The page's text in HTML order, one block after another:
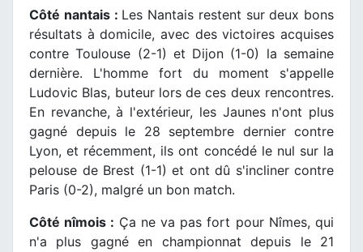
Côté nantais : Les Nantais restent sur deux bons
résultats à domicile, avec des victoires acquises
contre Toulouse (2-1) et Dijon (1-0) la semaine
dernière. L'homme fort du moment s'appelle
Ludovic Blas, buteur lors de ces deux rencontres.
En revanche, à l'extérieur, les Jaunes n'ont plus
gagné depuis le 28 septembre dernier contre
Lyon, et récemment, ils ont concédé le nul sur la
pelouse de Brest (1-1) et ont dû s'incliner contre
Paris (0-2), malgré un bon match.
Côté nîmois : Ça ne va pas fort pour Nîmes, qui
n'a plus gagné en championnat depuis le 21